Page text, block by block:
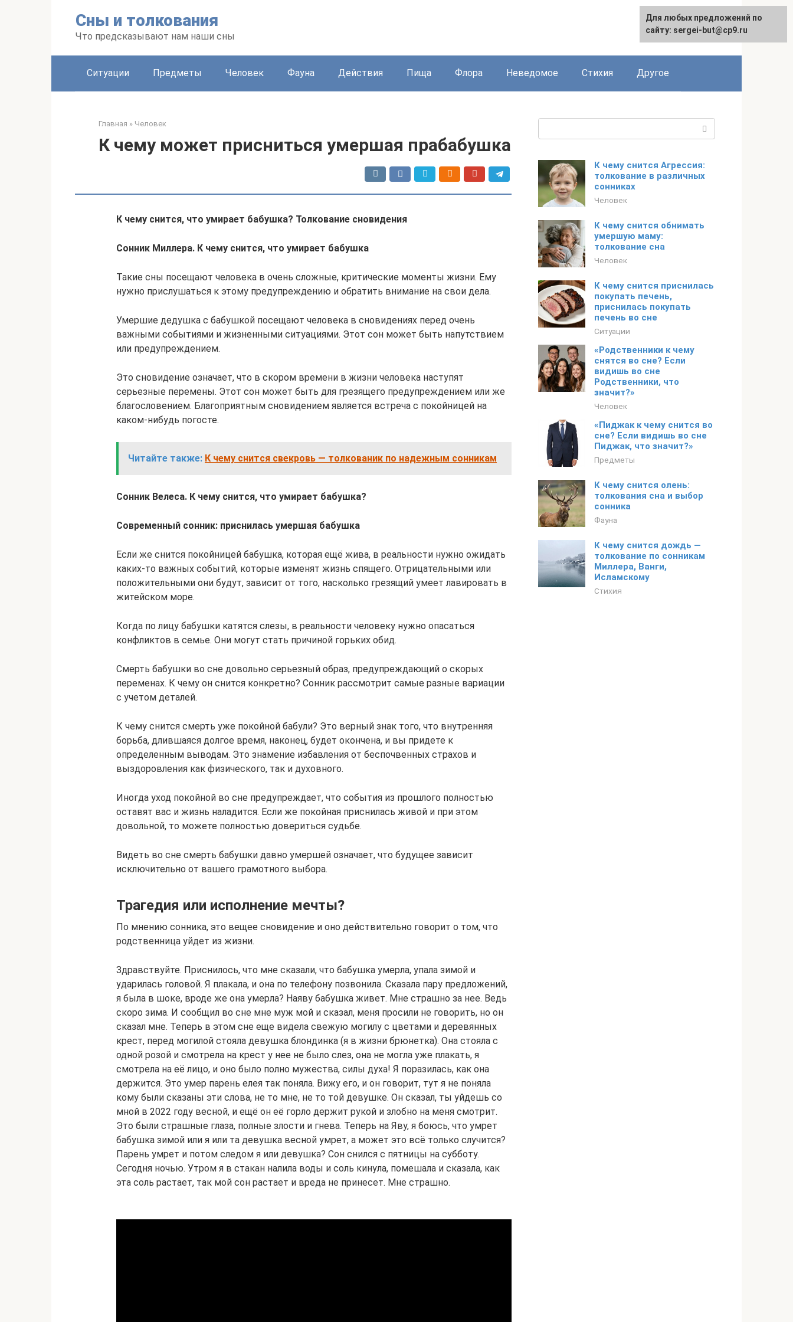
Сны и толкования
Что предсказывают нам наши сны
Ситуации Предметы Человек Фауна Действия Пища Флора Неведомое Стихия Другое
Главная » Человек
К чему может присниться умершая прабабушка
К чему снится, что умирает бабушка? Толкование сновидения
Сонник Миллера. К чему снится, что умирает бабушка
Такие сны посещают человека в очень сложные, критические моменты жизни. Ему
нужно прислушаться к этому предупреждению и обратить внимание на свои дела.
Умершие дедушка с бабушкой посещают человека в сновидениях перед очень
важными событиями и жизненными ситуациями. Этот сон может быть напутствием
или предупреждением.
Это сновидение означает, что в скором времени в жизни человека наступят
серьезные перемены. Этот сон может быть для грезящего предупреждением или же
благословением. Благоприятным сновидением является встреча с покойницей на
каком-нибудь погосте.
Читайте также: К чему снится свекровь — толкованик по надежным сонникам
Сонник Велеса. К чему снится, что умирает бабушка?
Современный сонник: приснилась умершая бабушка
Если же снится покойницей бабушка, которая ещё жива, в реальности нужно ожидать
каких-то важных событий, которые изменят жизнь спящего. Отрицательными или
положительными они будут, зависит от того, насколько грезящий умеет лавировать в
житейском море.
Когда по лицу бабушки катятся слезы, в реальности человеку нужно опасаться
конфликтов в семье. Они могут стать причиной горьких обид.
Смерть бабушки во сне довольно серьезный образ, предупреждающий о скорых
переменах. К чему он снится конкретно? Сонник рассмотрит самые разные вариации
с учетом деталей.
К чему снится смерть уже покойной бабули? Это верный знак того, что внутренняя
борьба, длившаяся долгое время, наконец, будет окончена, и вы придете к
определенным выводам. Это знамение избавления от беспочвенных страхов и
выздоровления как физического, так и духовного.
Иногда уход покойной во сне предупреждает, что события из прошлого полностью
оставят вас и жизнь наладится. Если же покойная приснилась живой и при этом
довольной, то можете полностью довериться судьбе.
Видеть во сне смерть бабушки давно умершей означает, что будущее зависит
исключительно от вашего грамотного выбора.
Трагедия или исполнение мечты?
По мнению сонника, это вещее сновидение и оно действительно говорит о том, что
родственница уйдет из жизни.
Здравствуйте. Приснилось, что мне сказали, что бабушка умерла, упала зимой и
ударилась головой. Я плакала, и она по телефону позвонила. Сказала пару предложений,
я была в шоке, вроде же она умерла? Наяву бабушка живет. Мне страшно за нее. Ведь
скоро зима. И сообщил во сне мне муж мой и сказал, меня просили не говорить, но он
сказал мне. Теперь в этом сне еще видела свежую могилу с цветами и деревянных
крест, перед могилой стояла девушка блондинка (я в жизни брюнетка). Она стояла с
одной розой и смотрела на крест у нее не было слез, она не могла уже плакать, я
смотрела на её лицо, и оно было полно мужества, силы духа! Я поразилась, как она
держится. Это умер парень елея так поняла. Вижу его, и он говорит, тут я не поняла
кому были сказаны эти слова, не то мне, не то той девушке. Он сказал, ты уйдешь со
мной в 2022 году весной, и ещё он её горло держит рукой и злобно на меня смотрит.
Это были страшные глаза, полные злости и гнева. Теперь на Яву, я боюсь, что умрет
бабушка зимой или я или та девушка весной умрет, а может это всё только случится?
Парень умрет и потом следом я или девушка? Сон снился с пятницы на субботу.
Сегодня ночью. Утром я в стакан налила воды и соль кинула, помешала и сказала, как
эта соль растает, так мой сон растает и вреда не принесет. Мне страшно.
К чему снится Агрессия:
толкование в различных
сонниках
Человек
К чему снится обнимать
умершую маму:
толкование сна
Человек
К чему снится приснилась
покупать печень,
приснилась покупать
печень во сне
Ситуации
«Родственники к чему
снятся во сне? Если
видишь во сне
Родственники, что
значит?»
Человек
«Пиджак к чему снится во
сне? Если видишь во сне
Пиджак, что значит?»
Предметы
К чему снится олень:
толкования сна и выбор
сонника
Фауна
К чему снится дождь —
толкование по сонникам
Миллера, Ванги,
Исламскому
Стихия
Для любых предложений по
сайту: sergei-but@cp9.ru